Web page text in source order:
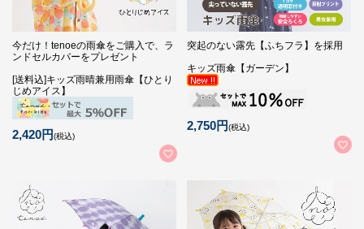
今だけ！tenoeの雨傘をご購入で、ラ
ンドセルカバーをプレゼント
[送料込]キッズ雨晴兼用雨傘【ひとり
じめアイス】
2,420円(税込)
突起のない露先【ふちフラ】を採用
キッズ雨傘【ガーデン】
2,750円(税込)